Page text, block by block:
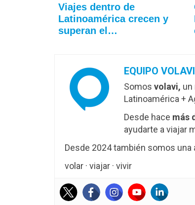
Viajes dentro de
Latinoamérica crecen y
superan el…
EQUIPO VOLAVI
Somos volavi, un
Latinoamérica +
Desde hace más
ayudarte a viajar
Desde 2024 también somos
volar · viajar · vivir